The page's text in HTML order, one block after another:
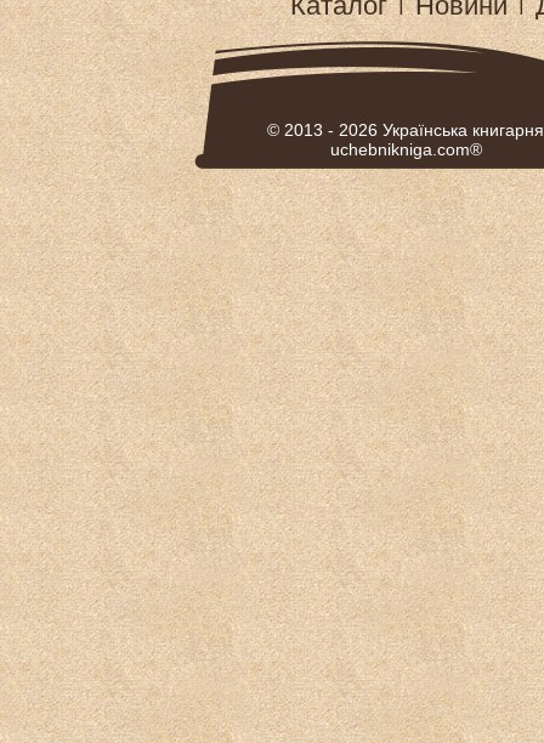
© 2013 - 2026 Українська книгарня
uchebnikniga.com®